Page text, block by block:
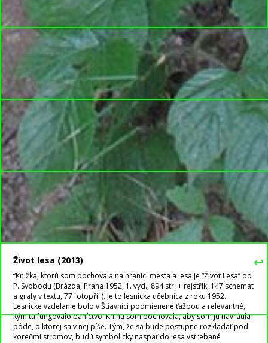
↩
Život lesa (2013)
“Knižka, ktorú som pochovala na hranici mesta a lesa je “Život Lesa” od
P. Svobodu (Brázda, Praha 1952, 1. vyd., 894 str. + rejstřík, 147 schemat
a grafy v textu, 77 fotopříl.). Je to lesnícka učebnica z roku 1952.
Lesnícke vzdelanie bolo v Štiavnici podmienené ťažbou a relevantné,
kým tu fungovalo baníctvo. Knihu som pochovala, aby som ju navrátila
pôde, o ktorej sa v nej píše. Tým, že sa bude postupne rozkladať pod
koreňmi stromov, budú symbolicky naspäť do lesa vstrebané